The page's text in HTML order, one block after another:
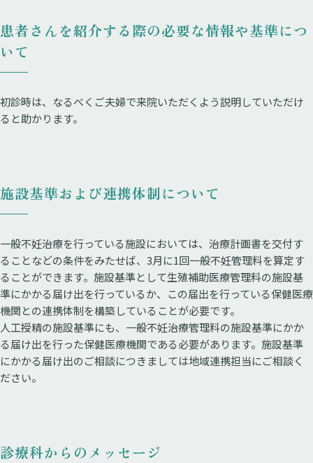
患者さんを紹介する際の必要な情報や基準につ
いて
初診時は、なるべくご夫婦で来院いただくよう説明していただけ
ると助かります。
施設基準および連携体制について
一般不妊治療を行っている施設においては、治療計画書を交付す
ることなどの条件をみたせば、3月に1回一般不妊管理料を算定す
ることができます。施設基準として生殖補助医療管理料の施設基
準にかかる届け出を行っているか、この届出を行っている保健医療
機関との連携体制を構築していることが必要です。
人工授精の施設基準にも、一般不妊治療管理料の施設基準にかか
る届け出を行った保健医療機関である必要があります。施設基準
にかかる届け出のご相談につきましては地域連携担当にご相談く
ださい。
診療科からのメッセージ